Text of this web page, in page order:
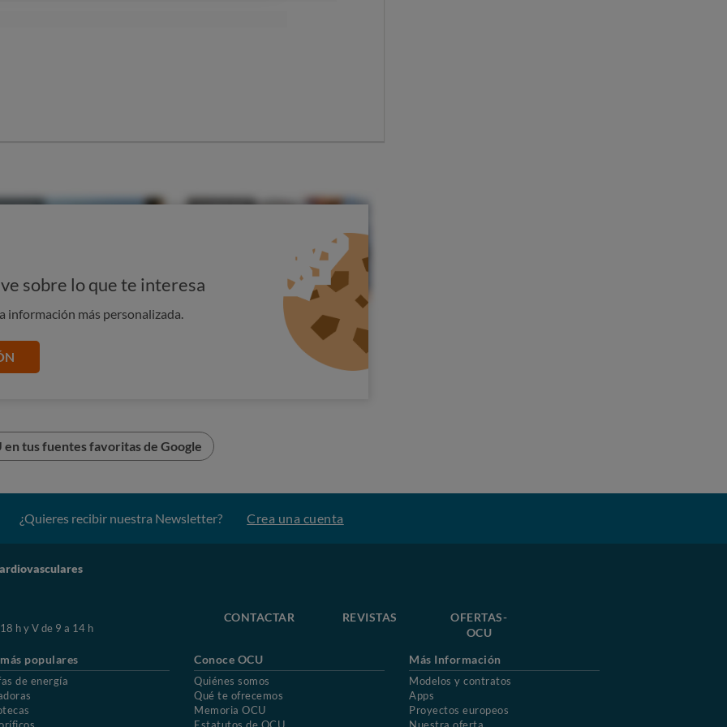
se da una interrupción total y persistente de la
de una arteria coronaria. Su gravedad es variable. Si
incluye ningún elemento importante del corazón, puede
la de la angina de pecho, pero más intensa y/o más
al brazo izquierdo, y también al cuello, costado,
el afectado debe ser trasladado lo más rápidamente
sobre lo que te interesa
información más personalizada.
en tus fuentes favoritas de Google
¿Quieres recibir nuestra Newsletter? Crea una cuenta
h y V de 9 a 14 h
CONTACTAR REVISTAS
OFERTAS-
OCU
populares
de energía
Conoce OCU
Quiénes somos
Qué te ofrecemos
Memoria OCU
Más Información
Modelos y contratos
Apps
Proyectos europeos